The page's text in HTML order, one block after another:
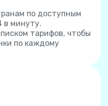
по доступным
в минуту.
тарифов, чтобы
по каждому